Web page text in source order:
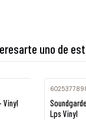
uno de
Vinyl
Lps Vinyl